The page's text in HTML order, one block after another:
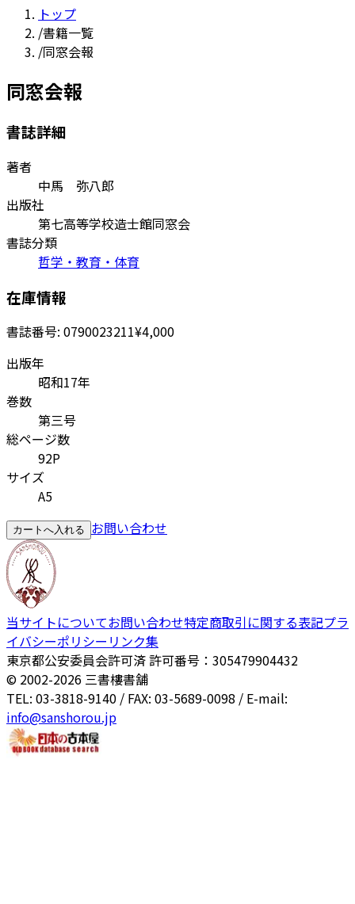
トップ
/書籍一覧
/同窓会報
同窓会報
書誌詳細
著者
中馬 弥八郎
出版社
第七高等学校造士館同窓会
書誌分類
哲学・教育・体育
在庫情報
書誌番号: 0790023211¥4,000
出版年
昭和17年
巻数
第三号
総ページ数
92P
サイズ
A5
カートへ入れる お問い合わせ
当サイトについてお問い合わせ特定商取引に関する表記プラ
イバシーポリシー リンク集
東京都公安委員会許可済 許可番号：305479904432
© 2002-2026 三書樓書舗
TEL: 03-3818-9140 / FAX: 03-5689-0098 / E-mail:
info@sanshorou.jp